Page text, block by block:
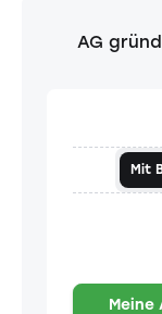
AG
Mit
Meine